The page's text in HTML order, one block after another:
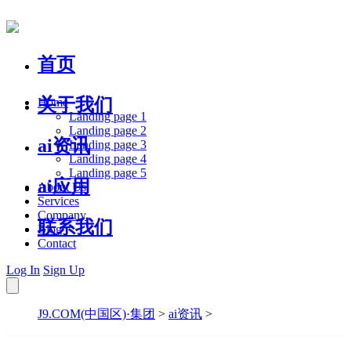
首页
关于我们
ai资讯
ai应用
联系我们
Home
Landing page 1
Landing page 2
Landing page 3
Landing page 4
Landing page 5
About Us
Services
Company
Blog
Contact
Log In Sign Up
J9.COM(中国区)·集团 > ai资讯 >